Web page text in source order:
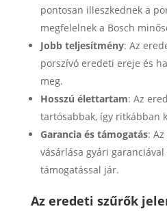
pontosan illeszkednek a
megfelelnek a Bosch
Jobb teljesítmény: Az
porszívó eredeti ereje és
meg.
Hosszú élettartam: Az
tartósabbak, így ritkábban
Garancia és támogatás:
vásárlása gyári garanciával
támogatással jár.
Az eredeti szűrők